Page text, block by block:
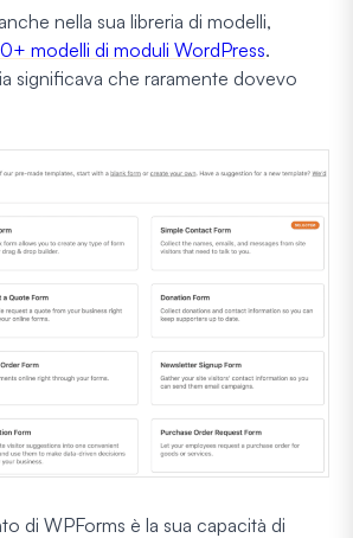
nella sua libreria di modelli,
modelli di moduli WordPress.
significava che raramente dovevo
di WPForms è la sua capacità di